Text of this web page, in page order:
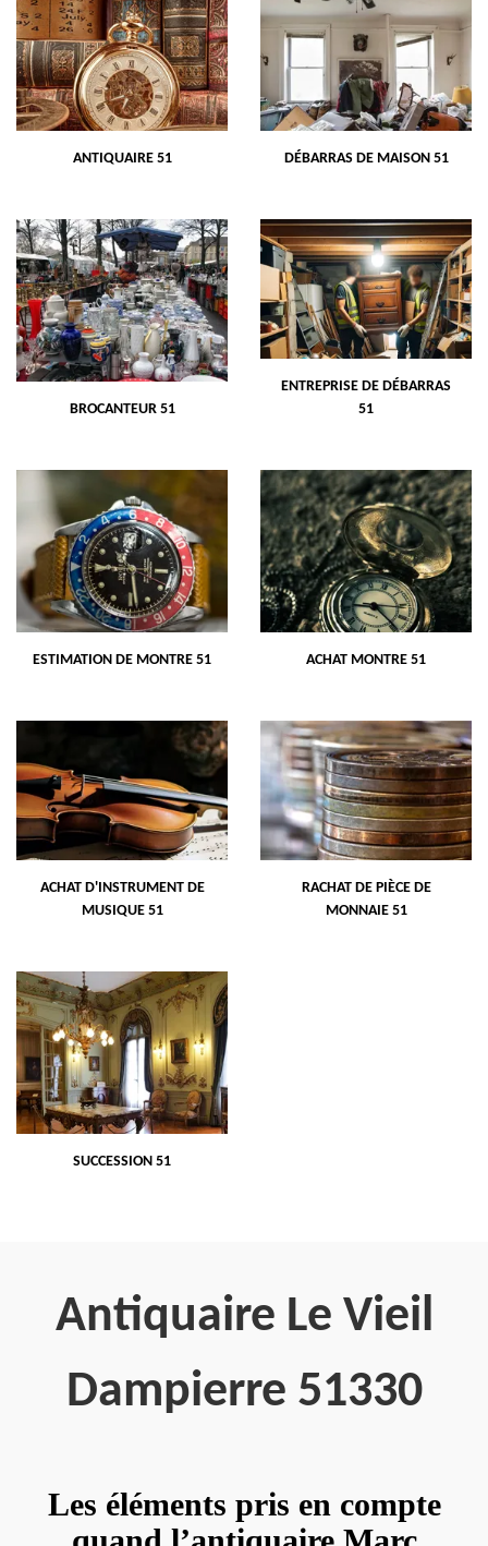
ANTIQUAIRE 51 DÉBARRAS DE MAISON 51
BROCANTEUR 51
ENTREPRISE DE DÉBARRAS
51
ESTIMATION DE MONTRE 51 ACHAT MONTRE 51
ACHAT D'INSTRUMENT DE
MUSIQUE 51
RACHAT DE PIÈCE DE
MONNAIE 51
SUCCESSION 51
Antiquaire Le Vieil
Dampierre 51330
Les éléments pris en compte